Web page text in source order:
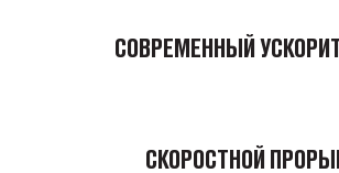
СОВРЕМЕННЫЙ
СКОРОСТНОЙ